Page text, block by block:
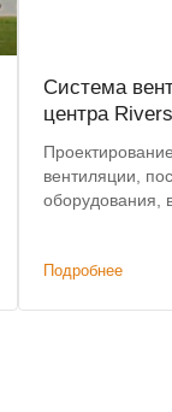
Система
центра
вентиляции,
оборудования,
Подробнее